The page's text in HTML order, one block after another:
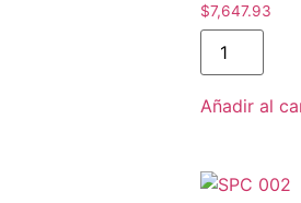
$7,647.93
SPC
009
cantidad
Añadir al